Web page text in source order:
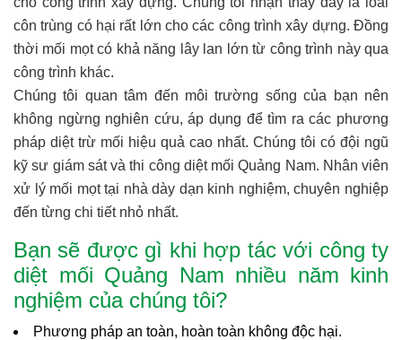
côn trùng có hại rất lớn cho các công trình xây dựng. Đồng
thời mối mọt có khả năng lây lan lớn từ công trình này qua
công trình khác.
Chúng tôi quan tâm đến môi trường sống của bạn nên
không ngừng nghiên cứu, áp dụng để tìm ra các phương
pháp diệt trừ mối hiệu quả cao nhất. Chúng tôi có đội ngũ
kỹ sư giám sát và thi công diệt mối Quảng Nam. Nhân viên
xử lý mối mọt tại nhà dày dạn kinh nghiệm, chuyên nghiệp
đến từng chi tiết nhỏ nhất.
Bạn sẽ được gì khi hợp tác với công ty
diệt mối Quảng Nam nhiều năm kinh
nghiệm của chúng tôi?
Phương pháp an toàn, hoàn toàn không độc hại.